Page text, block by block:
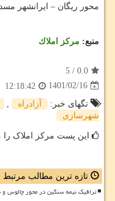
محور ریگان – ایرانشهر
منبع: مركز املاك
0.0
/
5
1401/02/16
12:18:42
تگهای خبر:
آزادراه ,
شهرسازی
این پست مرکز املاک را
تازه ترین مطالب مرتبط
ترافیک نیمه سنگین در محور چالوس و